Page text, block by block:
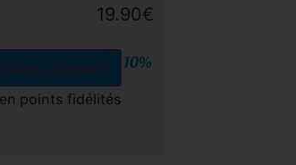
19.90€
au panier 10%
points fidélités